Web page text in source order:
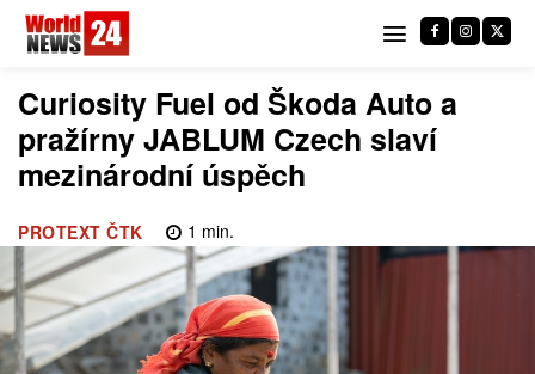
Curiosity Fuel od Škoda Auto a
pražírny JABLUM Czech slaví
mezinárodní úspěch
PROTEXT ČTK 1 min.